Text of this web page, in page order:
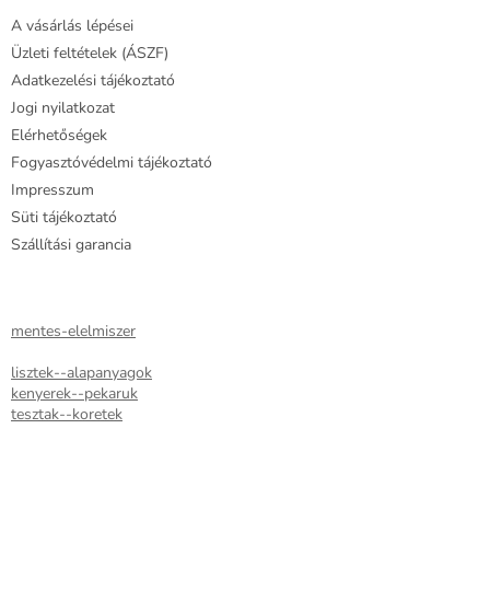
A vásárlás lépései
Üzleti feltételek (ÁSZF)
Adatkezelési tájékoztató
Jogi nyilatkozat
Elérhetőségek
Fogyasztóvédelmi tájékoztató
Impresszum
Süti tájékoztató
Szállítási garancia
mentes-elelmiszer
lisztek--alapanyagok
kenyerek--pekaruk
tesztak--koretek